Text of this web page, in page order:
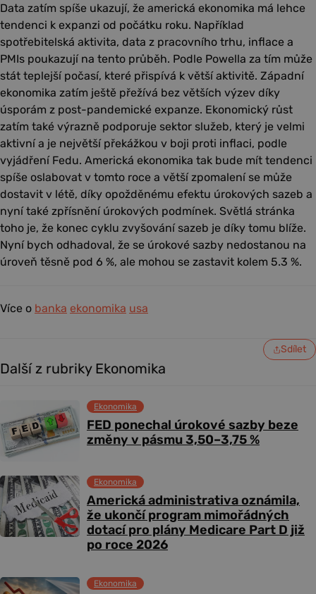
Data zatím spíše ukazují, že americká ekonomika má lehce
tendenci k expanzi od počátku roku. Například
spotřebitelská aktivita, data z pracovního trhu, inflace a
PMIs poukazují na tento průběh. Podle Powella za tím může
stát teplejší počasí, které přispívá k větší aktivitě. Západní
ekonomika zatím ještě přežívá bez větších výzev díky
úsporám z post-pandemické expanze. Ekonomický růst
zatím také výrazně podporuje sektor služeb, který je velmi
aktivní a je největší překážkou v boji proti inflaci, podle
vyjádření Fedu. Americká ekonomika tak bude mít tendenci
spíše oslabovat v tomto roce a větší zpomalení se může
dostavit v létě, díky opožděnému efektu úrokových sazeb a
nyní také zpřísnění úrokových podmínek. Světlá stránka
toho je, že konec cyklu zvyšování sazeb je díky tomu blíže.
Nyní bych odhadoval, že se úrokové sazby nedostanou na
úroveň těsně pod 6 %, ale mohou se zastavit kolem 5.3 %.
Více o banka ekonomika usa
Sdílet
Další z rubriky Ekonomika
FED ponechal úrokové sazby beze
změny v pásmu 3,50–3,75 %
Ekonomika
Americká administrativa oznámila,
že ukončí program mimořádných
dotací pro plány Medicare Part D již
po roce 2026
Ekonomika
Ekonomika